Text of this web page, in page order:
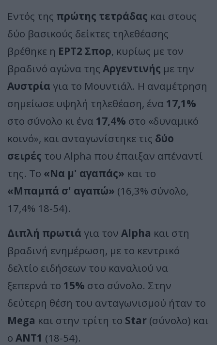
Εντός της πρώτης τετράδας και στους
δύο βασικούς δείκτες τηλεθέασης
βρέθηκε η ΕΡΤ2 Σπορ, κυρίως με τον
βραδινό αγώνα της Αργεντινής με την
Αυστρία για το Μουντιάλ. Η αναμέτρηση
σημείωσε υψηλή τηλεθέαση, ένα 17,1%
στο σύνολο κι ένα 17,4% στο «δυναμικό
κοινό», και ανταγωνίστηκε τις δύο
σειρές του Alpha που έπαιξαν απέναντί
της. Το «Να μ' αγαπάς» και το
«Μπαμπά σ' αγαπώ» (16,3% σύνολο,
17,4% 18-54).
Διπλή πρωτιά για τον Alpha και στη
βραδινή ενημέρωση, με το κεντρικό
δελτίο ειδήσεων του καναλιού να
ξεπερνά το 15% στο σύνολο. Στην
δεύτερη θέση του ανταγωνισμού ήταν το
Mega και στην τρίτη το Star (σύνολο) και
ο ΑΝΤ1 (18-54).